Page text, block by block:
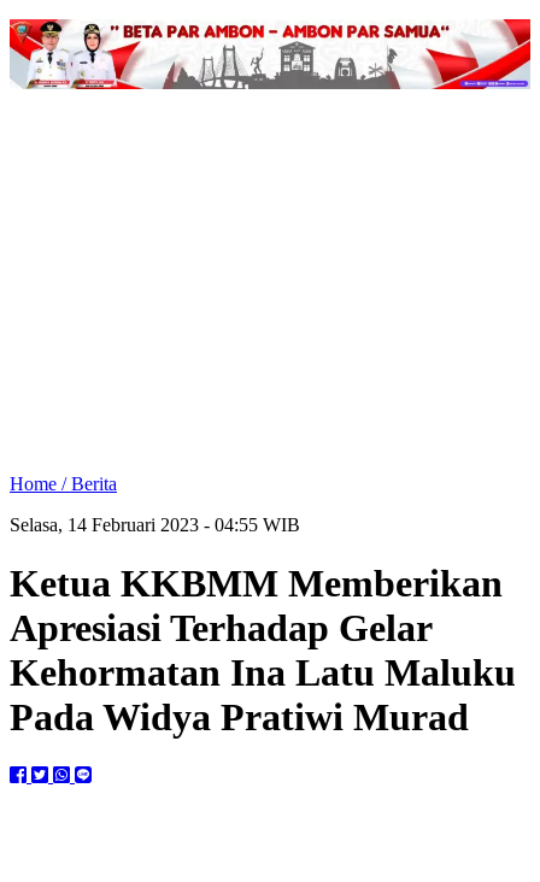
Home /Berita
Selasa, 14 Februari 2023 - 04:55 WIB
Ketua KKBMM Memberikan
Apresiasi Terhadap Gelar
Kehormatan Ina Latu Maluku
Pada Widya Pratiwi Murad